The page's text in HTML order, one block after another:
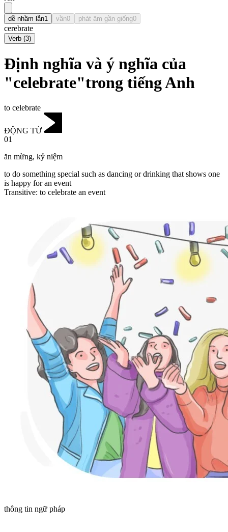
dễ nhầm lẫn1 vần0 phát âm gần giống0
cerebrate
Verb (3)
Định nghĩa và ý nghĩa của
"celebrate"trong tiếng Anh
to celebrate
ĐỘNG TỪ
01
ăn mừng, kỷ niệm
to do something special such as dancing or drinking that shows one
is happy for an event
Transitive: to celebrate an event
thông tin ngữ pháp